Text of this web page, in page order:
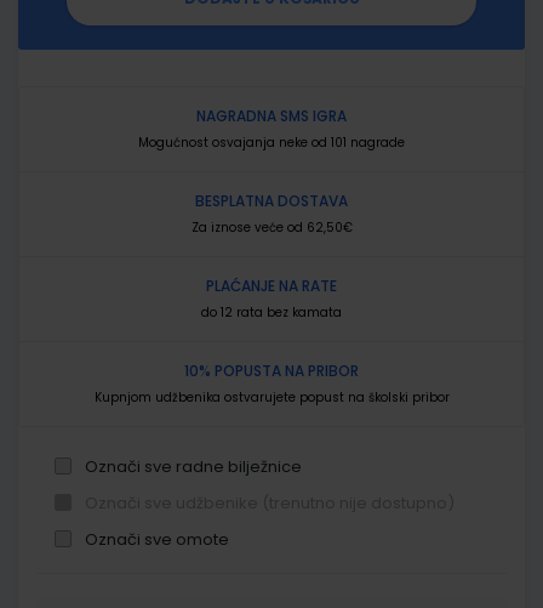
NAGRADNA SMS IGRA
Mogućnost osvajanja neke od 101 nagrade
BESPLATNA DOSTAVA
Za iznose veće od 62,50€
PLAĆANJE NA RATE
do 12 rata bez kamata
10% POPUSTA NA PRIBOR
Kupnjom udžbenika ostvarujete popust na školski pribor
Označi sve radne bilježnice
Označi sve omote